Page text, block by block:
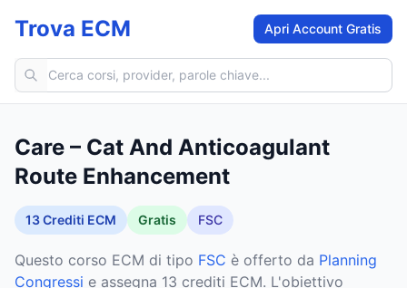
Trova ECM Apri Account Gratis
Cerca corsi ECM
Care – Cat And Anticoagulant
Route Enhancement
13Crediti ECM Gratis FSC
Questo corso ECM di tipo FSC è offerto da Planning
Congressi e assegna 13 crediti ECM. L'obiettivo